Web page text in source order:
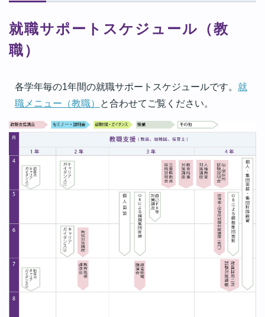
就職サポートスケジュール（教
職）
各学年毎の1年間の就職サポートスケジュールです。 就
職メニュー（教職）
と合わせてご覧ください。